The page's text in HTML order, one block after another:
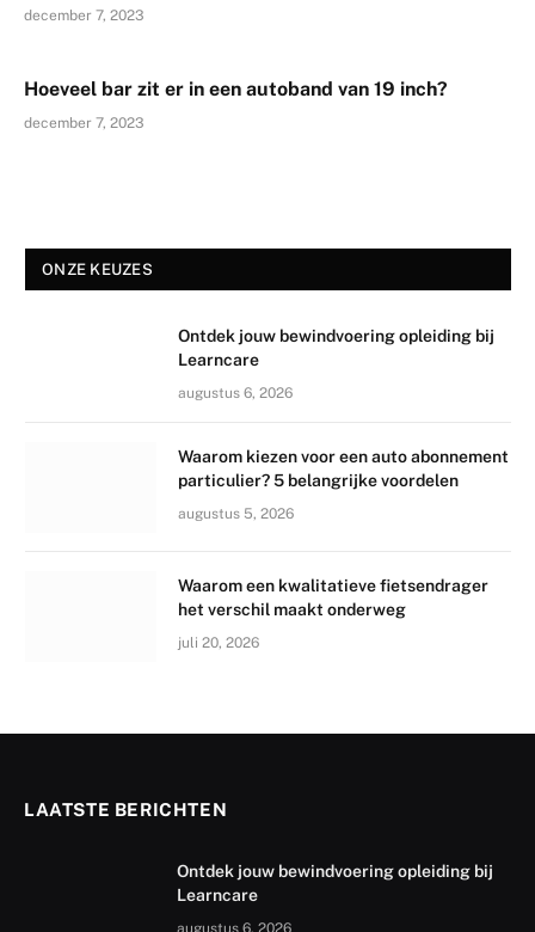
december 7, 2023
Hoeveel bar zit er in een autoband van 19 inch?
december 7, 2023
ONZE KEUZES
Ontdek jouw bewindvoering opleiding bij
Learncare
augustus 6, 2026
Waarom kiezen voor een auto abonnement
particulier? 5 belangrijke voordelen
augustus 5, 2026
Waarom een kwalitatieve fietsendrager
het verschil maakt onderweg
juli 20, 2026
LAATSTE BERICHTEN
Ontdek jouw bewindvoering opleiding bij
Learncare
augustus 6, 2026